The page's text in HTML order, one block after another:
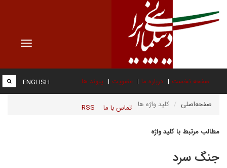
Toggle
صفحه نخست درباره ما عضویت پیوند ها
تماس با ما RSS
ENGLISH
صفحه‌اصلی کلید واژه ها
مطالب مرتبط با کلید واژه
جنگ سرد